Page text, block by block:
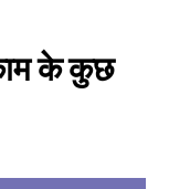
के कुछ